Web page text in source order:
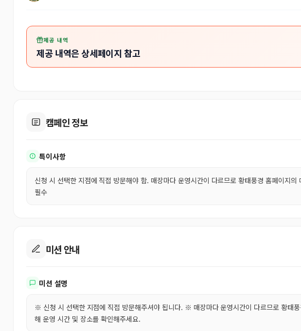
제공 내역
제공 내역은 상세페이지 참고
캠페인 정보
특이사항
신청 시 선택한 지점에 직접 방문해야 함. 매장마다 운영시간이 다르므로 황태풍경 홈페이지
필수
미션 안내
미션 설명
※ 신청 시 선택한 지점에 직접 방문해주셔야 됩니다. ※ 매장마다 운영시간이 다르므로 황태
해 운영 시간 및 장소를 확인해주세요.